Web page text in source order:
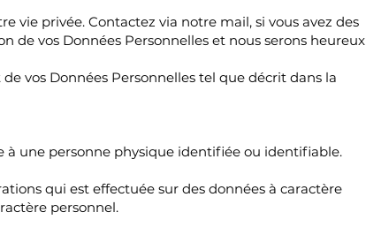
vie privée. Contactez via notre mail, si vous avez des
de vos Données Personnelles et nous serons heureux
vos Données Personnelles tel que décrit dans la
une personne physique identifiée ou identifiable.
qui est effectuée sur des données à caractère
personnel.